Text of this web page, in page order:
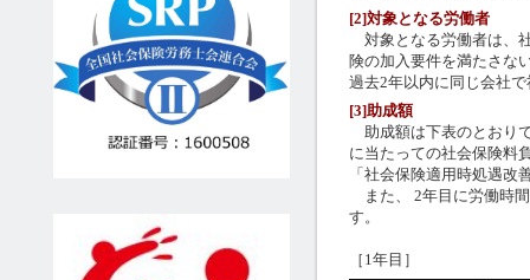
[2]対象となる労働者
対象となる労働者は、
険の加入要件を満たさな
過去2年以内に同じ会社
[3]助成額
助成額は下表のとおり
に当たっての社会保険料
「社会保険適用時処遇
また、 2年目に労働時
す。
［1年目］